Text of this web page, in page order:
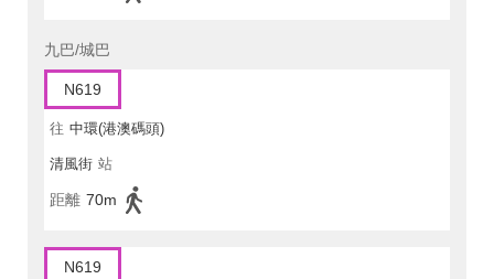
九巴/城巴
N619
往 中環(港澳碼頭)
清風街 站
距離 70m
N619